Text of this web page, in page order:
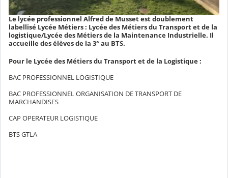
Le lycée professionnel Alfred de Musset est doublement
labellisé Lycée Métiers : Lycée des Métiers du Transport et de la
logistique/Lycée des Métiers de la Maintenance Industrielle. Il
accueille des élèves de la 3° au BTS.
Pour le Lycée des Métiers du Transport et de la Logistique :
BAC PROFESSIONNEL LOGISTIQUE
BAC PROFESSIONNEL ORGANISATION DE TRANSPORT DE
MARCHANDISES
CAP OPERATEUR LOGISTIQUE
BTS GTLA